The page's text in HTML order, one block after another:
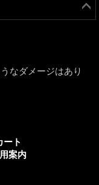
なダメージはあり
ート
案内